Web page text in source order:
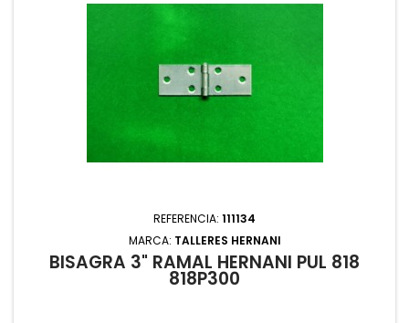
REFERENCIA: 111134
MARCA: TALLERES HERNANI
BISAGRA 3" RAMAL HERNANI PUL 818
818P300